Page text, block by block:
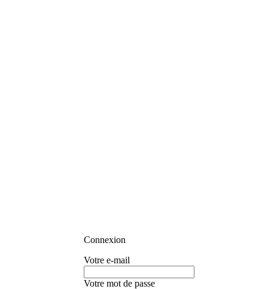
Connexion
Votre e-mail
Votre mot de passe